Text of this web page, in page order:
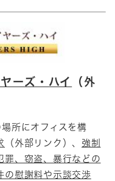
ーズ・ハイ
（外
所にオフィスを構
（外部リンク）、 強制
罪、窃盗、暴行などの
の慰謝料や示談交渉